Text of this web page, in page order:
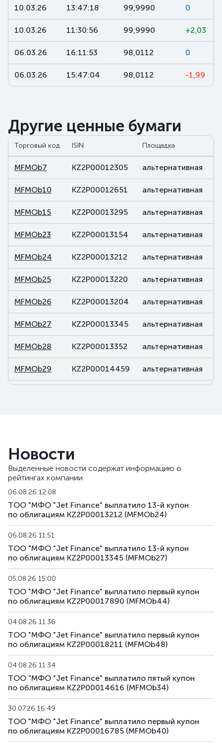
10.03.26 13:47:18 99,9990 0
10.03.26 11:30:56 99,9990 +2,03
06.03.26 16:11:53 98,0112 0
06.03.26 15:47:04 98,0112 -1,99
Другие ценные бумаги
Торговый код ISIN Площадка
MFMOb7 KZ2P00012305 альтернативная
MFMOb10 KZ2P00012651 альтернативная
MFMOb15 KZ2P00013295 альтернативная
MFMOb23 KZ2P00013154 альтернативная
MFMOb24 KZ2P00013212 альтернативная
MFMOb25 KZ2P00013220 альтернативная
MFMOb26 KZ2P00013204 альтернативная
MFMOb27 KZ2P00013345 альтернативная
MFMOb28 KZ2P00013352 альтернативная
MFMOb29 KZ2P00014459 альтернативная
MFMOb33 KZ2P00014608
MFMOb34 KZ2P00014616
MFMOb35 KZ2P00016686 альтернативная
MFMOb36 KZ2P00016694 альтернативная
MFMOb37 KZ2P00016850 альтернативная
MFMOb38 KZ2P00016868 альтернативная
MFMOb39 KZ2P00016876 альтернативная
MFMOb40 KZ2P00016785 альтернативная
MFMOb41 KZ2P00016793 альтернативная
MFMOb43 KZ2P00017882 альтернативная
MFMOb44
MFMOb45 KZ2P00018195 альтернативная
Новости
Выделенные новости содержат информацию о
рейтингах компании
06.08.26 12:08
ТОО "МФО "Jet Finance" выплатило 13-й купон
по облигациям KZ2P00013212 (MFMOb24)
06.08.26 11:51
ТОО "МФО "Jet Finance" выплатило 13-й купон
по облигациям KZ2P00013345 (MFMOb27)
05.08.26 15:00
ТОО "МФО "Jet Finance" выплатило первый купон
по облигациям KZ2P00017890 (MFMOb44)
04.08.26 11:36
ТОО "МФО "Jet Finance" выплатило первый купон
по облигациям KZ2P00018211 (MFMOb48)
04.08.26 11:34
ТОО "МФО "Jet Finance" выплатило пятый купон
по облигациям KZ2P00014616 (MFMOb34)
30.07.26 16:49
ТОО "МФО "Jet Finance" выплатило первый купон
по облигациям KZ2P00016785 (MFMOb40)